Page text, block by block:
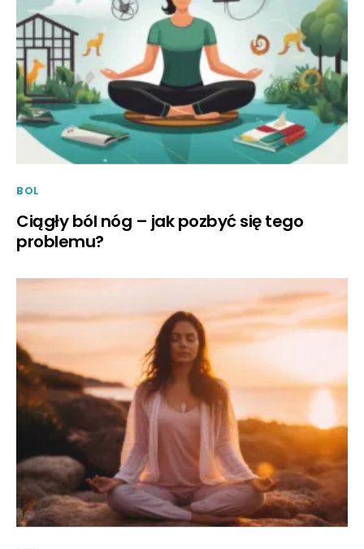
BOL
Ciągły ból nóg – jak pozbyć się tego
problemu?